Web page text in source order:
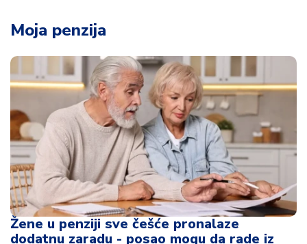
Žene u penziji sve češće pronalaze
dodatnu zaradu - posao mogu da rade iz
svog doma
13:30 Moja penzija